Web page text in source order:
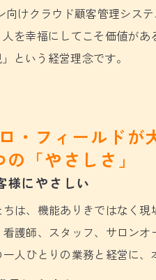
けクラウド顧客管理システ
を幸福にしてこそ価値があ
という経営理念です。
・フィールドが
の「やさしさ」
様にやさしい
ちは、機能ありきではなく
護師、スタッフ、サロンオ
一人ひとりの業務と経営に、